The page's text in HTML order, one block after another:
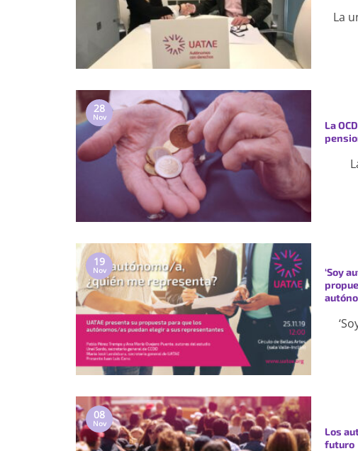
La
La
28
Nov
‘Soy
19
Nov
Los
futuro
08
Nov